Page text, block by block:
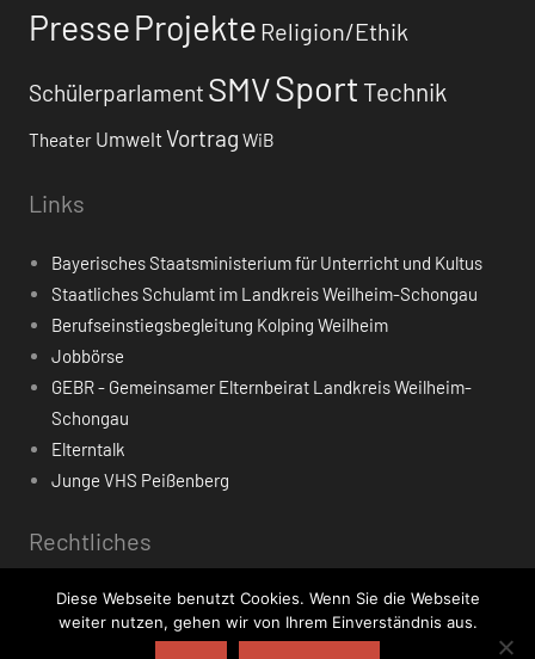
PresseProjekte Religion/Ethik
Schülerparlament SMVSport Technik
Theater UmweltVortrag WiB
Links
Bayerisches Staatsministerium für Unterricht und Kultus
Staatliches Schulamt im Landkreis Weilheim-Schongau
Berufseinstiegsbegleitung Kolping Weilheim
Jobbörse
GEBR - Gemeinsamer Elternbeirat Landkreis Weilheim-
Schongau
Elterntalk
Junge VHS Peißenberg
Rechtliches
Impressum
Datenschutzerklärung
Diese Webseite benutzt Cookies. Wenn Sie die Webseite
weiter nutzen, gehen wir von Ihrem Einverständnis aus.